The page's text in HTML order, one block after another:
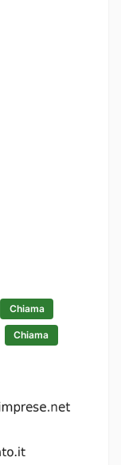
Chiama
Chiama